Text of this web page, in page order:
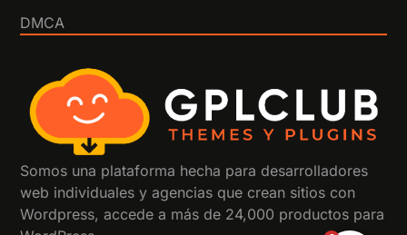
DMCA
Somos una plataforma hecha para desarrolladores
web individuales y agencias que crean sitios con
Wordpress, accede a más de 24,000 productos para